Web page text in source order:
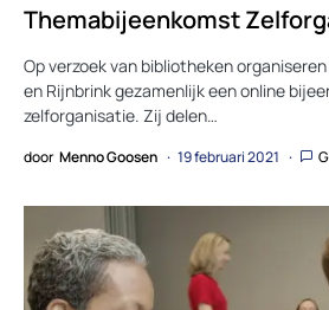
Themabijeenkomst
Op verzoek van bibliotheken
en Rijnbrink gezamenlijk een online
zelforganisatie. Zij delen…
door Menno Goosen 19 februari 2021